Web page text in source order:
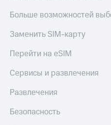
Больше возможностей
Заменить SIM-карту
Перейти на eSIM
Сервисы и развлечения
Развлечения
Безопасность